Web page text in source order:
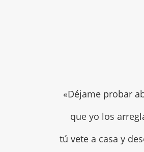
«Déjame probar
que yo los
tú vete a casa y